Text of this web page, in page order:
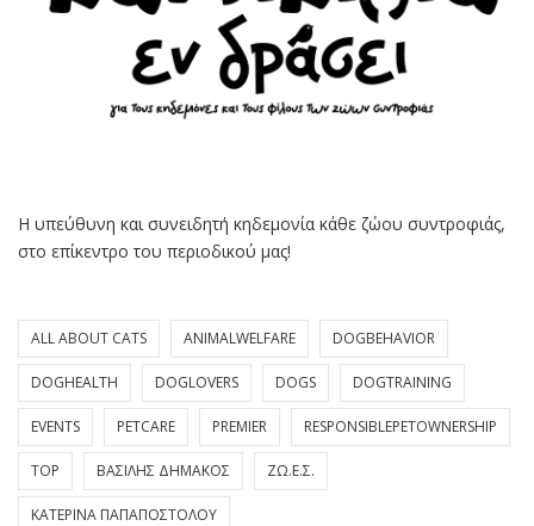
Η υπεύθυνη και συνειδητή κηδεμονία κάθε ζώου συντροφιάς,
στο επίκεντρο του περιοδικού μας!
ALL ABOUT CATS ANIMALWELFARE DOGBEHAVIOR
DOGHEALTH DOGLOVERS DOGS DOGTRAINING
EVENTS PETCARE PREMIER RESPONSIBLEPETOWNERSHIP
TOP ΒΑΣΊΛΗΣ ΔΗΜΆΚΟΣ ΖΩ.Ε.Σ.
ΚΑΤΕΡΊΝΑ ΠΑΠΑΠΟΣΤΌΛΟΥ